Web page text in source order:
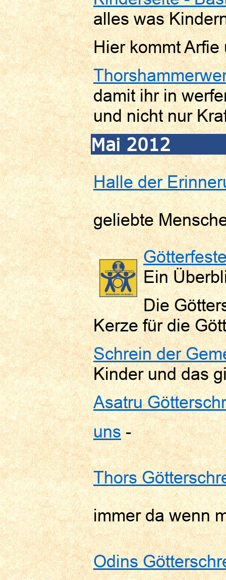
alles was
Hier kommt
damit ihr in
und nicht nur
Mai 2012
Halle der
geliebte
Ein
Die
Kerze für die
Schrein der
Kinder und das
Asatru
uns -
Thors
immer da wenn
Odins